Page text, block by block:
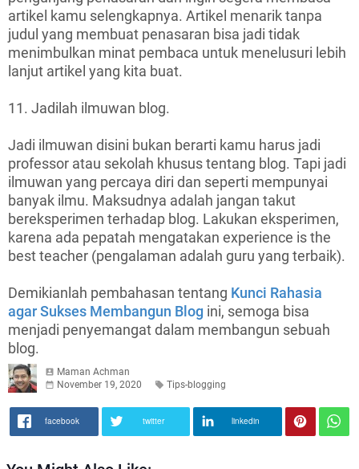
artikel kamu selengkapnya. Artikel menarik tanpa
judul yang membuat penasaran bisa jadi tidak
menimbulkan minat pembaca untuk menelusuri lebih
lanjut artikel yang kita buat.
11. Jadilah ilmuwan blog.
Jadi ilmuwan disini bukan berarti kamu harus jadi
professor atau sekolah khusus tentang blog. Tapi jadi
ilmuwan yang percaya diri dan seperti mempunyai
banyak ilmu. Maksudnya adalah jangan takut
bereksperimen terhadap blog. Lakukan eksperimen,
karena ada pepatah mengatakan experience is the
best teacher (pengalaman adalah guru yang terbaik).
Demikianlah pembahasan tentang Kunci Rahasia
agar Sukses Membangun Blog ini, semoga bisa
menjadi penyemangat dalam membangun sebuah
blog.
Maman Achman
November 19, 2020
Tips-blogging
facebook twitter linkedin